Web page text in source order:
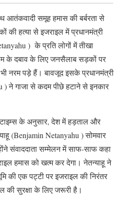
आतंकवादी समूह हमास की बर्बरता से
की हत्या से इजराइल में प्रधानमंत्री
) के प्रति लोगों में तीखा
के दबाव के लिए जनसैलाब सड़कों पर
नरम पड़े हैं। बावजूद इसके प्रधानमंत्री
) ने गाजा से कदम पीछे हटाने से इनकार
टाइम्स के अनुसार, देश में हड़ताल और
(Benjamin Netanyahu ) सोमवार
संवाददाता सम्मेलन में साफ-साफ कहा
हमास को खत्म कर देगा। नेतन्याहू ने
की एक पट्टी पर इजराइल की निरंतर
की सुरक्षा के लिए जरूरी है।